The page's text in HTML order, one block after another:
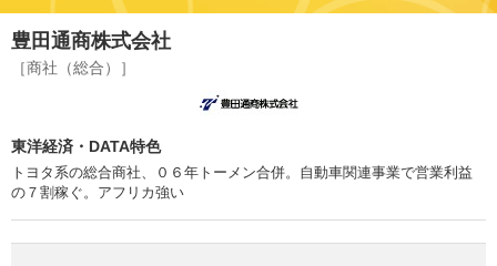
豊田通商株式会社
［商社（総合）］
東洋経済・DATA特色
トヨタ系の総合商社、０６年トーメン合併。自動車関連事業で営業利益
の７割稼ぐ。アフリカ強い